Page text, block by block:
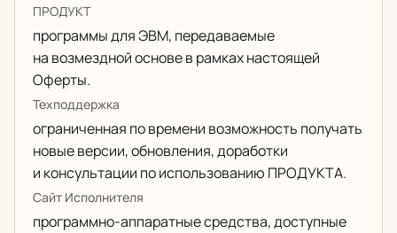
ПРОДУКТ
программы для ЭВМ, передаваемые
на возмездной основе в рамках настоящей
Оферты.
Техподдержка
ограниченная по времени возможность получать
новые версии, обновления, доработки
и консультации по использованию ПРОДУКТА.
Сайт Исполнителя
программно-аппаратные средства, доступные